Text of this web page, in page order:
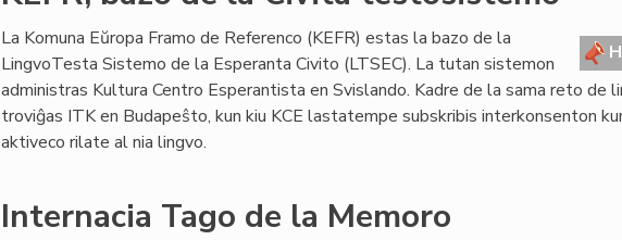
La Komuna Eŭropa Framo de Referenco (KEFR) estas la bazo de la
LingvoTesta Sistemo de la Esperanta Civito (LTSEC). La tutan sistemon
administras Kultura Centro Esperantista en Svislando. Kadre de la sama reto
troviĝas ITK en Budapeŝto, kun kiu KCE lastatempe subskribis interkonsenton
aktiveco rilate al nia lingvo.
Internacia Tago de la Memoro